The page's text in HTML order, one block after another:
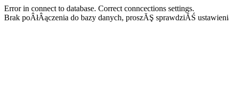
Error in connect to database. Correct conncections settings.
Brak poÂłÂączenia do bazy danych, proszĂŞ sprawdziĂŚ